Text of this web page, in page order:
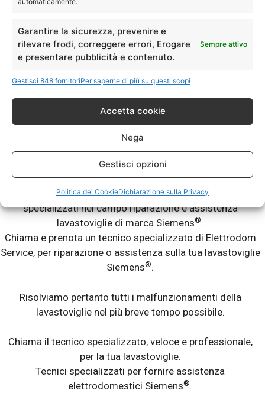
Garantire la sicurezza, prevenire e
rilevare frodi, correggere errori, Erogare
e presentare pubblicità e contenuto.
Sempre attivo
Gestisci 848 fornitoriPer saperne di più su questi scopi
Accetta cookie
Nega
Gestisci opzioni
Politica dei CookieDichiarazione sulla Privacy
Assistenza Siemens Castello
d'Argile lavastoviglie
Assistenza Siemens Castello d’Argile
Riparazioni Lavastoviglie Fuori Garanzia.
La tua lavastoviglie Siemens®ti da dei problemi? Non lava
bene? Lascia le stoviglie sporche? Abbiamo tecnici
specializzati nel campo riparazione e assistenza
lavastoviglie di marca Siemens®.
Chiama e prenota un tecnico specializzato di Elettrodom
Service, per riparazione o assistenza sulla tua lavastoviglie
Siemens®.
Risolviamo pertanto tutti i malfunzionamenti della
lavastoviglie nel più breve tempo possibile.
Chiama il tecnico specializzato, veloce e professionale,
per la tua lavastoviglie.
Tecnici specializzati per fornire assistenza
elettrodomestici Siemens®.